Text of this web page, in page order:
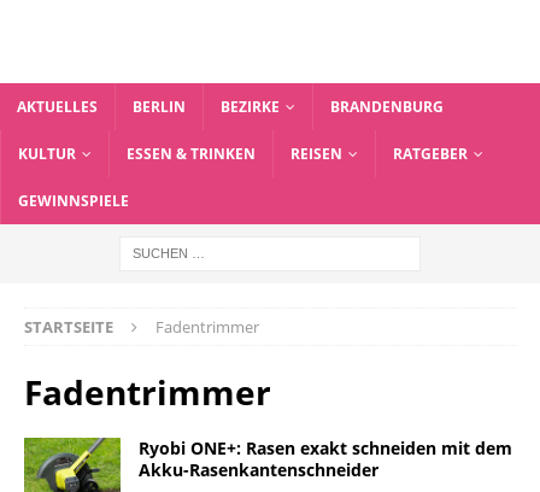
AKTUELLES BERLIN BEZIRKE BRANDENBURG
KULTUR ESSEN & TRINKEN REISEN RATGEBER
GEWINNSPIELE
STARTSEITE Fadentrimmer
Fadentrimmer
Ryobi ONE+: Rasen exakt schneiden mit dem
Akku-Rasenkantenschneider